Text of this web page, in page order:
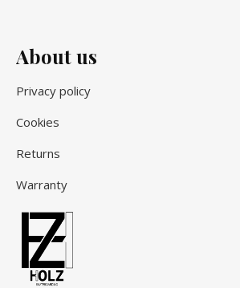
About us
Privacy policy
Cookies
Returns
Warranty